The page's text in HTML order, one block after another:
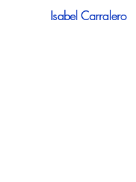
Isabel Carralero